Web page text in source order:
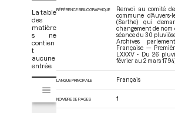
La table
des
matière
s ne
contien
t
aucune
entrée.
s
Tome LXXXV - Du 26 pluviôse au 12
RÉFÉRENCE BIBLIOGRAPHIQUE
Renvoi au comité
commune
(Sarthe) qui
changement de nom
séance du 30
Archives
Française —
LXXXV - Du 26
février au 2 mars
LANGUE PRINCIPALE Français
NOMBRE DE PAGES 1